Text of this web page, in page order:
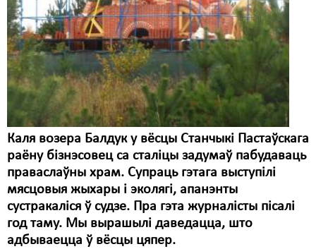
Каля возера Балдук у вёсцы Станчыкі Пастаўскага
раёну бізнэсовец са сталіцы задумаў пабудаваць
праваслаўны храм. Супраць гэтага выступілі
мясцовыя жыхары і эколягі, апанэнты
сустракаліся ў судзе. Пра гэта журналісты пісалі
год таму. Мы вырашылі даведацца, што
адбываецца ў вёсцы цяпер.